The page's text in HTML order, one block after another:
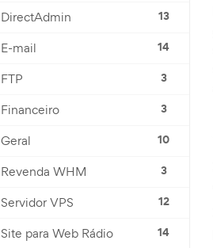
13
DirectAdmin
14
E-mail
3
FTP
3
Financeiro
10
Geral
3
Revenda WHM
12
Servidor VPS
14
Site para Web Rádio